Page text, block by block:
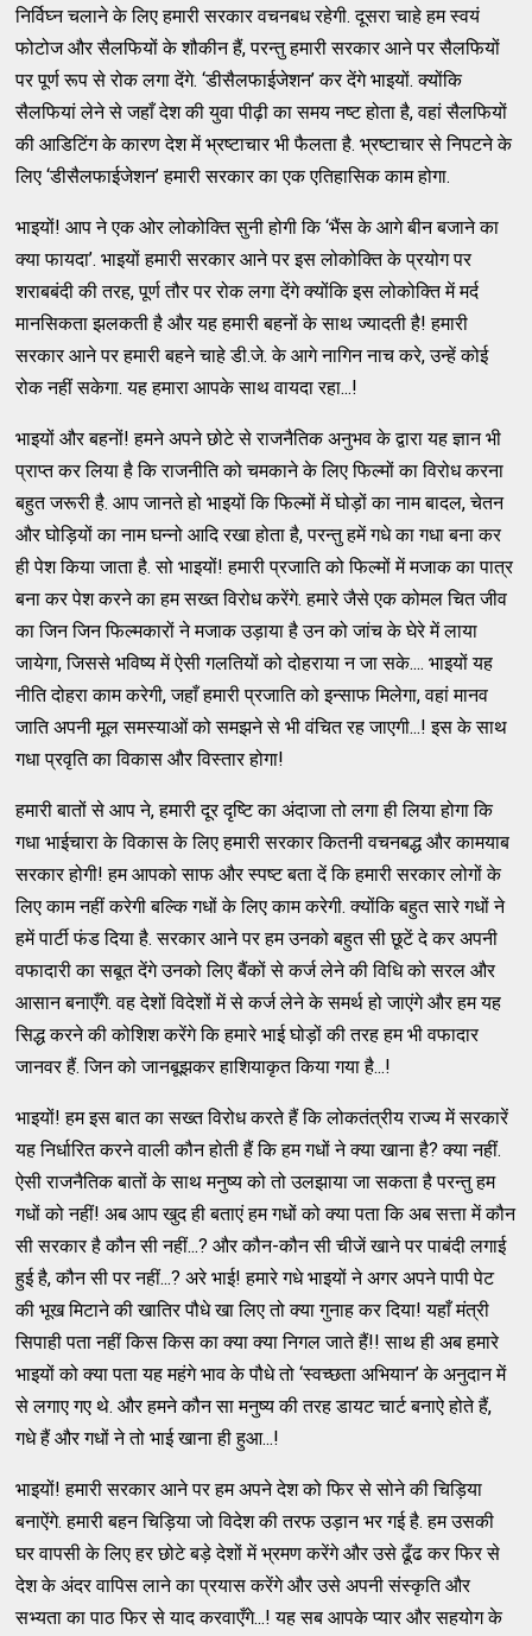
निर्विघ्न चलाने के लिए हमारी सरकार वचनबध रहेगी. दूसरा चाहे हम स्वयं
फोटोज और सैलफियों के शौकीन हैं, परन्तु हमारी सरकार आने पर सैलफियों
पर पूर्ण रूप से रोक लगा देंगे. ‘डीसैलफाईजेशन’ कर देंगे भाइयों. क्योंकि
सैलफियां लेने से जहाँ देश की युवा पीढ़ी का समय नष्ट होता है, वहां सैलफियों
की आडिटिंग के कारण देश में भ्रष्टाचार भी फैलता है. भ्रष्टाचार से निपटने के
लिए ‘डीसैलफाईजेशन’ हमारी सरकार का एक एतिहासिक काम होगा.
भाइयों! आप ने एक ओर लोकोक्ति सुनी होगी कि ‘भैंस के आगे बीन बजाने का
क्या फायदा’. भाइयों हमारी सरकार आने पर इस लोकोक्ति के प्रयोग पर
शराबबंदी की तरह, पूर्ण तौर पर रोक लगा देंगे क्योंकि इस लोकोक्ति में मर्द
मानसिकता झलकती है और यह हमारी बहनों के साथ ज्यादती है! हमारी
सरकार आने पर हमारी बहने चाहे डी.जे. के आगे नागिन नाच करे, उन्हें कोई
रोक नहीं सकेगा. यह हमारा आपके साथ वायदा रहा...!
भाइयों और बहनों! हमने अपने छोटे से राजनैतिक अनुभव के द्वारा यह ज्ञान भी
प्राप्त कर लिया है कि राजनीति को चमकाने के लिए फिल्मों का विरोध करना
बहुत जरूरी है. आप जानते हो भाइयों कि फिल्मों में घोड़ों का नाम बादल, चेतन
और घोड़ियों का नाम घन्नो आदि रखा होता है, परन्तु हमें गधे का गधा बना कर
ही पेश किया जाता है. सो भाइयों! हमारी प्रजाति को फिल्मों में मजाक का पात्र
बना कर पेश करने का हम सख्त विरोध करेंगे. हमारे जैसे एक कोमल चित जीव
का जिन जिन फिल्मकारों ने मजाक उड़ाया है उन को जांच के घेरे में लाया
जायेगा, जिससे भविष्य में ऐसी गलतियों को दोहराया न जा सके.... भाइयों यह
नीति दोहरा काम करेगी, जहाँ हमारी प्रजाति को इन्साफ मिलेगा, वहां मानव
जाति अपनी मूल समस्याओं को समझने से भी वंचित रह जाएगी...! इस के साथ
गधा प्रवृति का विकास और विस्तार होगा!
हमारी बातों से आप ने, हमारी दूर दृष्टि का अंदाजा तो लगा ही लिया होगा कि
गधा भाईचारा के विकास के लिए हमारी सरकार कितनी वचनबद्ध और कामयाब
सरकार होगी! हम आपको साफ और स्पष्ट बता दें कि हमारी सरकार लोगों के
लिए काम नहीं करेगी बल्कि गधों के लिए काम करेगी. क्योंकि बहुत सारे गधों ने
हमें पार्टी फंड दिया है. सरकार आने पर हम उनको बहुत सी छूटें दे कर अपनी
वफादारी का सबूत देंगे उनको लिए बैंकों से कर्ज लेने की विधि को सरल और
आसान बनाएँगे. वह देशों विदेशों में से कर्ज लेने के समर्थ हो जाएंगे और हम यह
सिद्ध करने की कोशिश करेंगे कि हमारे भाई घोड़ों की तरह हम भी वफादार
जानवर हैं. जिन को जानबूझकर हाशियाकृत किया गया है...!
भाइयों! हम इस बात का सख्त विरोध करते हैं कि लोकतंत्रीय राज्य में सरकारें
यह निर्धारित करने वाली कौन होती हैं कि हम गधों ने क्या खाना है? क्या नहीं.
ऐसी राजनैतिक बातों के साथ मनुष्य को तो उलझाया जा सकता है परन्तु हम
गधों को नहीं! अब आप खुद ही बताएं हम गधों को क्या पता कि अब सत्ता में कौन
सी सरकार है कौन सी नहीं...? और कौन-कौन सी चीजें खाने पर पाबंदी लगाई
हुई है, कौन सी पर नहीं...? अरे भाई! हमारे गधे भाइयों ने अगर अपने पापी पेट
की भूख मिटाने की खातिर पौधे खा लिए तो क्या गुनाह कर दिया! यहाँ मंत्री
सिपाही पता नहीं किस किस का क्या क्या निगल जाते हैं!! साथ ही अब हमारे
भाइयों को क्या पता यह महंगे भाव के पौधे तो ‘स्वच्छता अभियान’ के अनुदान में
से लगाए गए थे. और हमने कौन सा मनुष्य की तरह डायट चार्ट बनाऐ होते हैं,
गधे हैं और गधों ने तो भाई खाना ही हुआ...!
भाइयों! हमारी सरकार आने पर हम अपने देश को फिर से सोने की चिड़िया
बनाऐंगे. हमारी बहन चिड़िया जो विदेश की तरफ उड़ान भर गई है. हम उसकी
घर वापसी के लिए हर छोटे बड़े देशों में भ्रमण करेंगे और उसे ढूँढ कर फिर से
देश के अंदर वापिस लाने का प्रयास करेंगे और उसे अपनी संस्कृति और
सभ्यता का पाठ फिर से याद करवाएँगे...! यह सब आपके प्यार और सहयोग के